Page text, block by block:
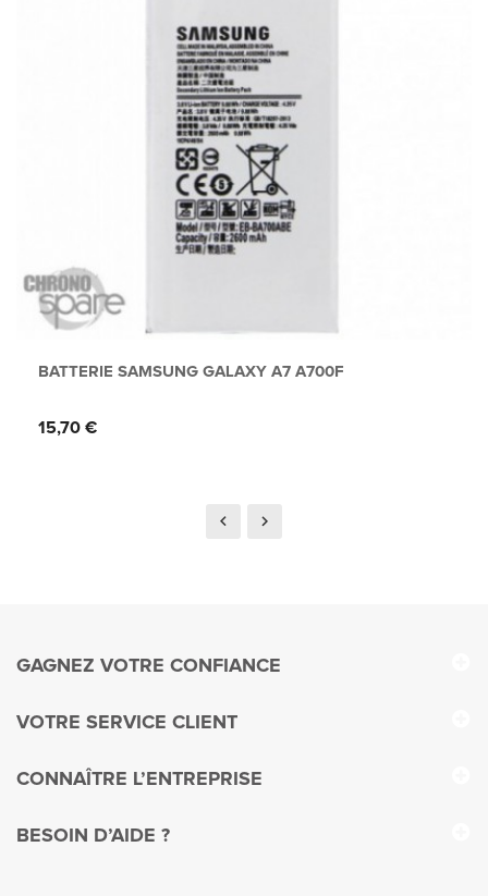
BATTERIE SAMSUNG GALAXY A7 A700F
Prix
15,70 €
GAGNEZ VOTRE CONFIANCE
VOTRE SERVICE CLIENT
CONNAÎTRE L’ENTREPRISE
BESOIN D’AIDE ?